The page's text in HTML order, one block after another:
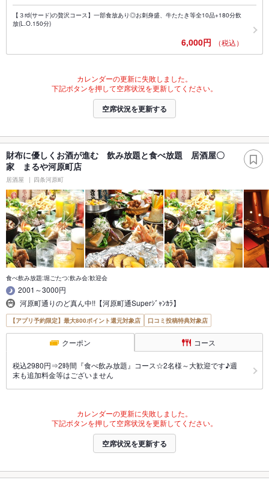
【３rd(サード)の贅沢コース】一部食放あり◎お刺身盛、牛たたき等全10品+180分飲
放(L.O.150分)
6,000円 （税込）
カレンダーの更新に失敗しました。
下記ボタンを押して空席状況を更新してください。
空席状況を更新する
財布に優しくお酒が進む 飲み放題と食べ放題 居酒屋〇
家 まるや河原町店
居酒屋 四条河原町
食べ飲み放題:堀ごたつ:飲み会:歓迎会
2001～3000円
河原町通りのど真ん中!!【河原町通Superｼﾞｬﾝｶﾗ】
【アプリ予約限定】最大800ポイント還元対象店 口コミ投稿特典対象店
クーポン コース
税込2980円⇒2時間『食べ飲み放題』コース☆2名様～大歓迎です♪週
末も追加料金等はございません
カレンダーの更新に失敗しました。
下記ボタンを押して空席状況を更新してください。
空席状況を更新する